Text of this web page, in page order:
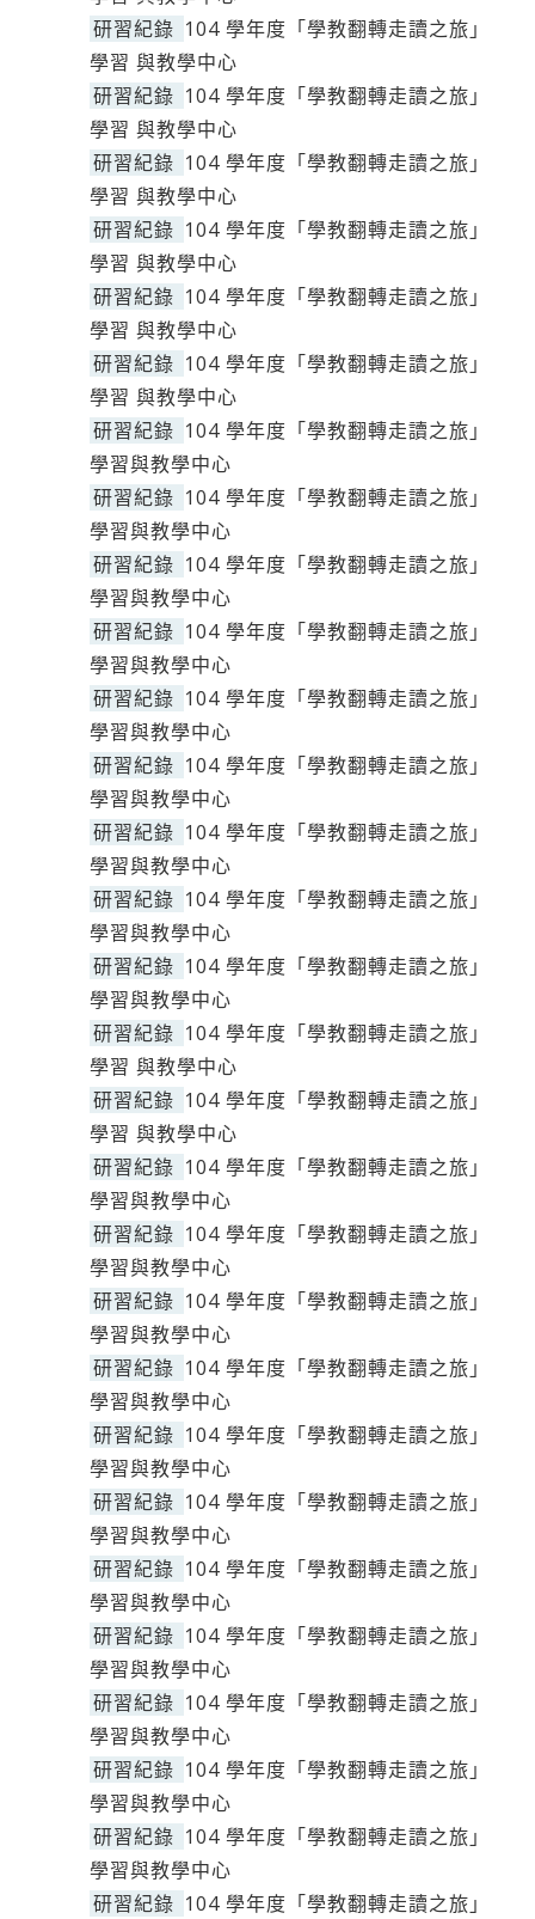
研習紀錄 104 學年度「學教翻轉走讀之旅」
學習 與教學中心
研習紀錄 104 學年度「學教翻轉走讀之旅」
學習 與教學中心
研習紀錄 104 學年度「學教翻轉走讀之旅」
學習 與教學中心
研習紀錄 104 學年度「學教翻轉走讀之旅」
學習 與教學中心
研習紀錄 104 學年度「學教翻轉走讀之旅」
學習 與教學中心
研習紀錄 104 學年度「學教翻轉走讀之旅」
學習 與教學中心
研習紀錄 104 學年度「學教翻轉走讀之旅」
學習與教學中心
研習紀錄 104 學年度「學教翻轉走讀之旅」
學習與教學中心
研習紀錄 104 學年度「學教翻轉走讀之旅」
學習與教學中心
研習紀錄 104 學年度「學教翻轉走讀之旅」
學習與教學中心
研習紀錄 104 學年度「學教翻轉走讀之旅」
學習與教學中心
研習紀錄 104 學年度「學教翻轉走讀之旅」
學習與教學中心
研習紀錄 104 學年度「學教翻轉走讀之旅」
學習與教學中心
研習紀錄 104 學年度「學教翻轉走讀之旅」
學習與教學中心
研習紀錄 104 學年度「學教翻轉走讀之旅」
學習與教學中心
研習紀錄 104 學年度「學教翻轉走讀之旅」
學習 與教學中心
研習紀錄 104 學年度「學教翻轉走讀之旅」
學習 與教學中心
研習紀錄 104 學年度「學教翻轉走讀之旅」
學習與教學中心
研習紀錄 104 學年度「學教翻轉走讀之旅」
學習與教學中心
研習紀錄 104 學年度「學教翻轉走讀之旅」
學習與教學中心
研習紀錄 104 學年度「學教翻轉走讀之旅」
學習與教學中心
研習紀錄 104 學年度「學教翻轉走讀之旅」
學習與教學中心
研習紀錄 104 學年度「學教翻轉走讀之旅」
學習與教學中心
研習紀錄 104 學年度「學教翻轉走讀之旅」
學習與教學中心
研習紀錄 104 學年度「學教翻轉走讀之旅」
學習與教學中心
研習紀錄 104 學年度「學教翻轉走讀之旅」
學習與教學中心
研習紀錄 104 學年度「學教翻轉走讀之旅」
學習與教學中心
研習紀錄 104 學年度「學教翻轉走讀之旅」
學習與教學中心
研習紀錄 104 學年度「學教翻轉走讀之旅」